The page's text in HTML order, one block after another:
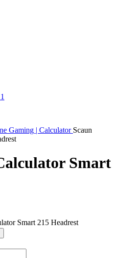
Gaming | Calculator Scaun
Smart
Smart 215 Headrest